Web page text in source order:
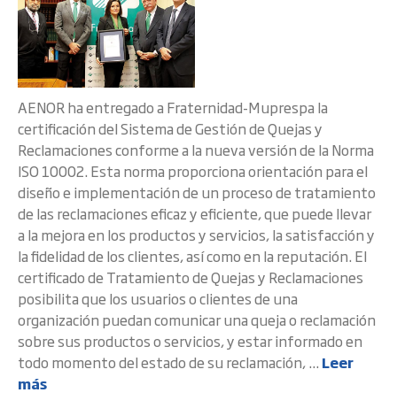
AENOR ha entregado a Fraternidad-Muprespa la
certificación del Sistema de Gestión de Quejas y
Reclamaciones conforme a la nueva versión de la Norma
ISO 10002. Esta norma proporciona orientación para el
diseño e implementación de un proceso de tratamiento
de las reclamaciones eficaz y eficiente, que puede llevar
a la mejora en los productos y servicios, la satisfacción y
la fidelidad de los clientes, así como en la reputación. El
certificado de Tratamiento de Quejas y Reclamaciones
posibilita que los usuarios o clientes de una
organización puedan comunicar una queja o reclamación
sobre sus productos o servicios, y estar informado en
todo momento del estado de su reclamación, ... Leer
más